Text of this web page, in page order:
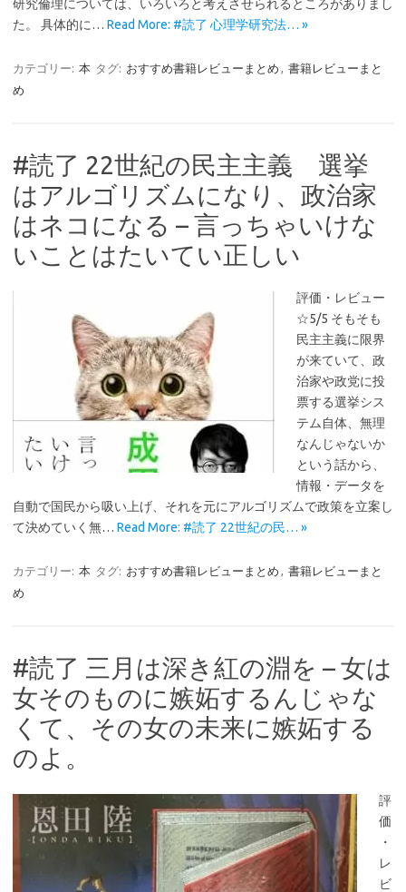
研究倫理については、いろいろと考えさせられるところがありまし
た。 具体的に… Read More: #読了 心理学研究法… »
カテゴリー: 本 タグ: おすすめ書籍レビューまとめ , 書籍レビューまと
め
#読了 22世紀の民主主義 選挙
はアルゴリズムになり、政治家
はネコになる – 言っちゃいけな
いことはたいてい正しい
評価・レビュー
☆5/5 そもそも
民主主義に限界
が来ていて、政
治家や政党に投
票する選挙シス
テム自体、無理
なんじゃないか
という話から、
情報・データを
自動で国民から吸い上げ、それを元にアルゴリズムで政策を立案し
て決めていく無… Read More: #読了 22世紀の民… »
カテゴリー: 本 タグ: おすすめ書籍レビューまとめ , 書籍レビューまと
め
#読了 三月は深き紅の淵を – 女は
女そのものに嫉妬するんじゃな
くて、その女の未来に嫉妬する
のよ。
評
価
・
レ
ビ